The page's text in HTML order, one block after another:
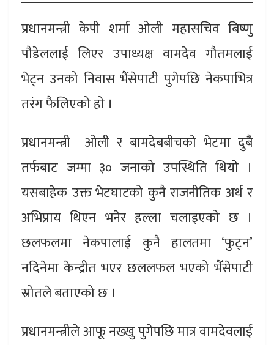
प्रधानमन्त्री केपी शर्मा ओली महासचिव बिष्णु
पौडेललाई लिएर उपाध्यक्ष वामदेव गौतमलाई
भेट्न उनको निवास भैंसेपाटी पुगेपछि नेकपाभित्र
तरंग फैलिएको हो ।
प्रधानमन्त्री ओली र बामदेबबीचको भेटमा दुबै
तर्फबाट जम्मा ३० जनाको उपस्थिति थियोे ।
यसबाहेक उक्त भेटघाटको कुनै राजनीतिक अर्थ र
अभिप्राय थिएन भनेर हल्ला चलाइएको छ ।
छलफलमा नेकपालाई कुनै हालतमा ‘फुट्न’
नदिनेमा केन्द्रीत भएर छललफल भएको भैँसेपाटी
स्रोतले बताएको छ ।
प्रधानमन्त्रीले आफू नख्खु पुगेपछि मात्र वामदेवलाई